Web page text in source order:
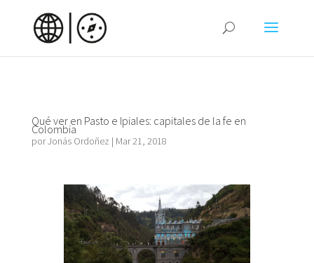
Qué ver en Pasto e Ipiales: capitales de la fe en
Colombia
porJonás Ordoñez | Mar 21, 2018